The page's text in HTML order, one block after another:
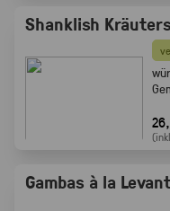
Shanklish
Gambas à la